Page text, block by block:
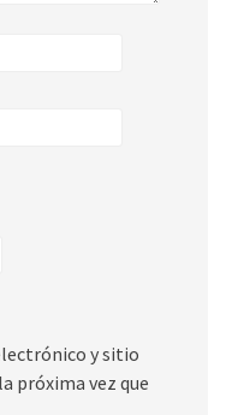
y sitio
próxima vez que